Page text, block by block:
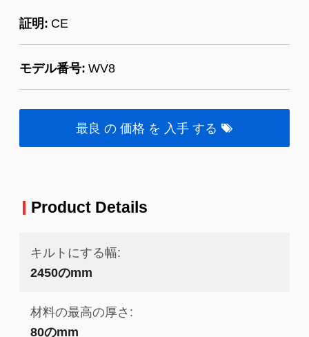
証明: CE
モデル番号: WV8
最良 の 価格 を 入手 する
Product Details
キルトにする幅:
2450のmm
材料の最高の厚さ:
80のmm